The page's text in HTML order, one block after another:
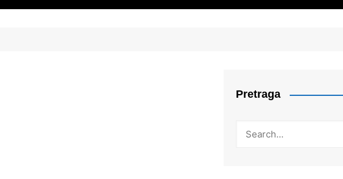
Pretraga